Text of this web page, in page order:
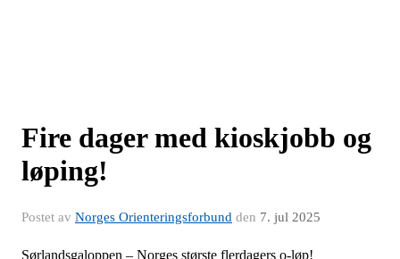
Fire dager med kioskjobb og
løping!
Postet av Norges Orienteringsforbund den 7. jul 2025
Sørlandsgaloppen – Norges største flerdagers o-løp!